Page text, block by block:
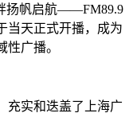
扬帆启航——FM89.9
当天正式开播，成为
广播。
充实和迭盖了上海广